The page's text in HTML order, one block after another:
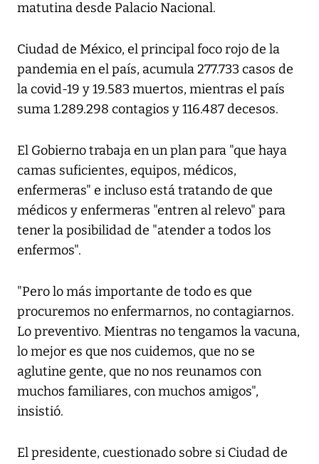
matutina desde Palacio Nacional.
Ciudad de México, el principal foco rojo de la
pandemia en el país, acumula 277.733 casos de
la covid-19 y 19.583 muertos, mientras el país
suma 1.289.298 contagios y 116.487 decesos.
El Gobierno trabaja en un plan para "que haya
camas suficientes, equipos, médicos,
enfermeras" e incluso está tratando de que
médicos y enfermeras "entren al relevo" para
tener la posibilidad de "atender a todos los
enfermos".
"Pero lo más importante de todo es que
procuremos no enfermarnos, no contagiarnos.
Lo preventivo. Mientras no tengamos la vacuna,
lo mejor es que nos cuidemos, que no se
aglutine gente, que no nos reunamos con
muchos familiares, con muchos amigos",
insistió.
El presidente, cuestionado sobre si Ciudad de